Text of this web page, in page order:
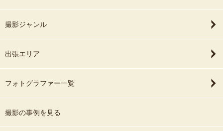
撮影ジャンル
出張エリア
フォトグラファー一覧
撮影の事例を見る